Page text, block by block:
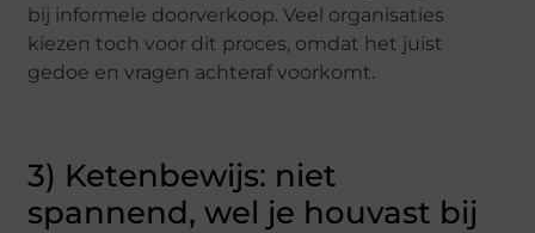
bij informele doorverkoop. Veel organisaties
kiezen toch voor dit proces, omdat het juist
gedoe en vragen achteraf voorkomt.
3) Ketenbewijs: niet
spannend, wel je houvast bij